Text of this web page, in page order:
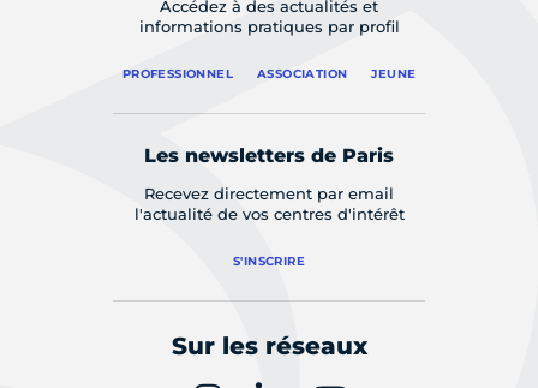
Accédez à des actualités et
informations pratiques par profil
PROFESSIONNEL ASSOCIATION JEUNE
Les newsletters de Paris
Recevez directement par email
l'actualité de vos centres d'intérêt
S'INSCRIRE
Sur les réseaux